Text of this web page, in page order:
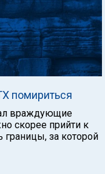
помириться
враждующие
скорее прийти к
за которой